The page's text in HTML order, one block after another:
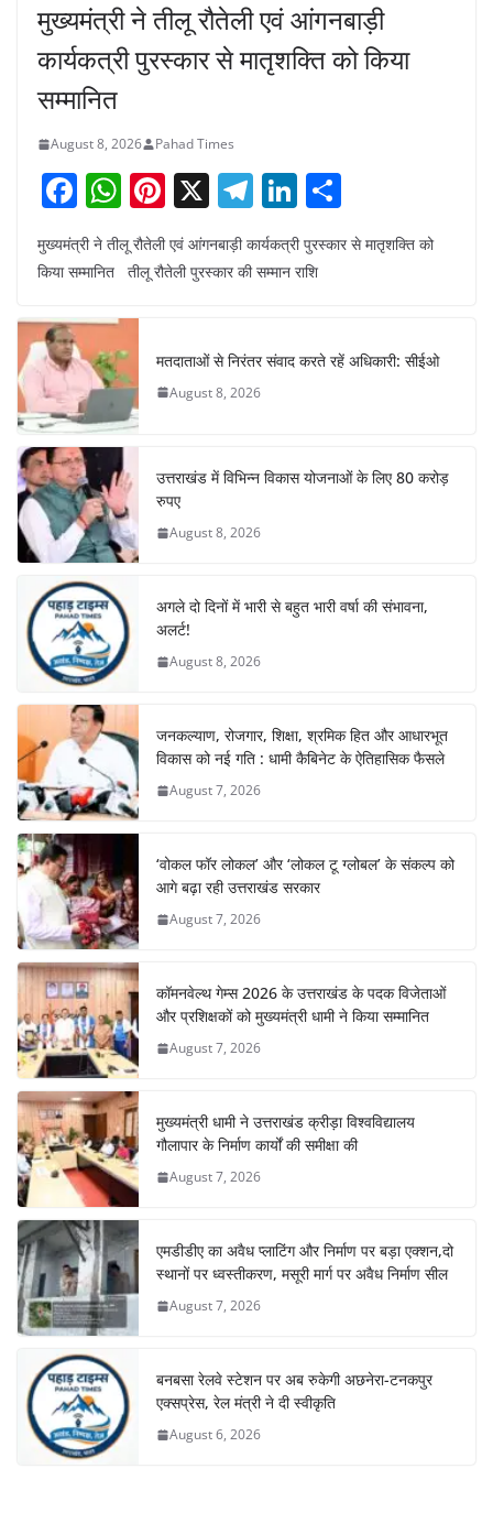
मुख्यमंत्री ने तीलू रौतेली एवं आंगनबाड़ी
कार्यकत्री पुरस्कार से मातृशक्ति को किया
सम्मानित
August 8, 2026 Pahad Times
F
a
c
b
o
o
k
W
h
at
A
p
p
Pi
nt
er
X T
el
e
m
Li
n
k
n
h
ar
मुख्यमंत्री ने तीलू रौतेली एवं आंगनबाड़ी कार्यकत्री पुरस्कार से मातृशक्ति को
किया सम्मानित तीलू रौतेली पुरस्कार की सम्मान राशि
मतदाताओं से निरंतर संवाद करते रहें अधिकारी: सीईओ
August 8, 2026
उत्तराखंड में विभिन्न विकास योजनाओं के लिए 80 करोड़
रुपए
August 8, 2026
अगले दो दिनों में भारी से बहुत भारी वर्षा की संभावना,
अलर्ट!
August 8, 2026
जनकल्याण, रोजगार, शिक्षा, श्रमिक हित और आधारभूत
विकास को नई गति : धामी कैबिनेट के ऐतिहासिक फैसले
August 7, 2026
‘वोकल फॉर लोकल’ और ‘लोकल टू ग्लोबल’ के संकल्प को
आगे बढ़ा रही उत्तराखंड सरकार
August 7, 2026
कॉमनवेल्थ गेम्स 2026 के उत्तराखंड के पदक विजेताओं
और प्रशिक्षकों को मुख्यमंत्री धामी ने किया सम्मानित
August 7, 2026
मुख्यमंत्री धामी ने उत्तराखंड क्रीड़ा विश्वविद्यालय
गौलापार के निर्माण कार्यों की समीक्षा की
August 7, 2026
एमडीडीए का अवैध प्लाटिंग और निर्माण पर बड़ा एक्शन,दो
स्थानों पर ध्वस्तीकरण, मसूरी मार्ग पर अवैध निर्माण सील
August 7, 2026
बनबसा रेलवे स्टेशन पर अब रुकेगी अछनेरा-टनकपुर
एक्सप्रेस, रेल मंत्री ने दी स्वीकृति
August 6, 2026